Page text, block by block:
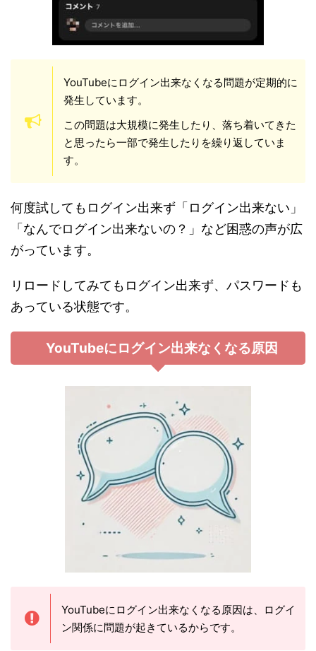
YouTubeにログイン出来なくなる問題が定期的に
発生しています。
この問題は大規模に発生したり、落ち着いてきた
と思ったら一部で発生したりを繰り返していま
す。
何度試してもログイン出来ず「ログイン出来ない」
「なんでログイン出来ないの？」など困惑の声が広
がっています。
リロードしてみてもログイン出来ず、パスワードも
あっている状態です。
YouTubeにログイン出来なくなる原因
YouTubeにログイン出来なくなる原因は、ログイ
ン関係に問題が起きているからです。